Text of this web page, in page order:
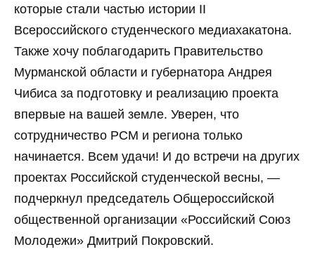
которые стали частью истории II
Всероссийского студенческого медиахакатона.
Также хочу поблагодарить Правительство
Мурманской области и губернатора Андрея
Чибиса за подготовку и реализацию проекта
впервые на вашей земле. Уверен, что
сотрудничество РСМ и региона только
начинается. Всем удачи! И до встречи на других
проектах Российской студенческой весны, —
подчеркнул председатель Общероссийской
общественной организации «Российский Союз
Молодежи» Дмитрий Покровский.